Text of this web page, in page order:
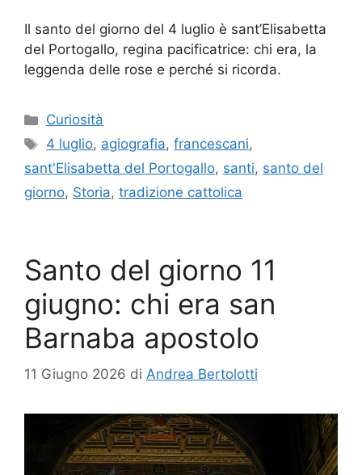
Il santo del giorno del 4 luglio è sant’Elisabetta
del Portogallo, regina pacificatrice: chi era, la
leggenda delle rose e perché si ricorda.
Categorie
Curiosità
Tag
4 luglio, agiografia,francescani,
sant'Elisabetta del Portogallo, santi, santo del
giorno, Storia, tradizione cattolica
Santo del giorno 11
giugno: chi era san
Barnaba apostolo
11 Giugno 2026 di Andrea Bertolotti